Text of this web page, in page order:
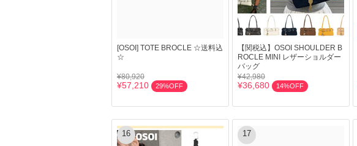
[OSOI] TOTE BROCLE ☆送料込
☆
¥80,920
¥57,210 29%OFF
【関税込】OSOI SHOULDER B
ROCLE MINI レザーショルダー
バッグ
¥42,980
¥36,680 14%OFF
16 17